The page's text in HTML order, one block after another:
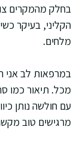
בחלק מהמקרים
הקליני, בעיקר
מלחים.
במרפאות לב אני
מכל. תיאור כמו
עם חולשה נותן
מרגישים טוב